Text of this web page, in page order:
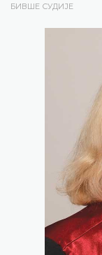
БИВШЕ СУДИЈЕ